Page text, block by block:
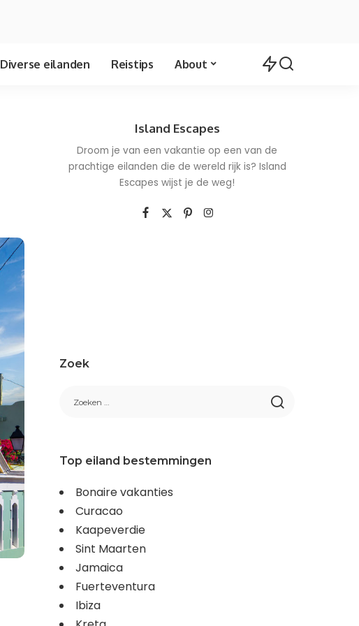
Diverse eilanden Reistips About
Island Escapes
Droom je van een vakantie op een van de
prachtige eilanden die de wereld rijk is? Island
Escapes wijst je de weg!
Zoek
Top eiland bestemmingen
Bonaire vakanties
Curacao
Kaapeverdie
Sint Maarten
Jamaica
Fuerteventura
Ibiza